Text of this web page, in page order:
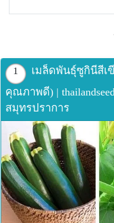
1
เมล็ดพันธุ์ซูกินีสีเ
คุณภาพดี) |
สมุทรปราการ